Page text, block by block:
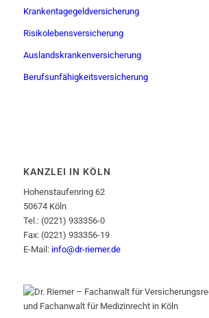
Krankentagegeldversicherung
Risikolebensversicherung
Auslandskrankenversicherung
Berufsunfähigkeitsversicherung
KANZLEI IN KÖLN
Hohenstaufenring 62
50674 Köln
Tel.: (0221) 933356-0
Fax: (0221) 933356-19
E-Mail: info@dr-riemer.de